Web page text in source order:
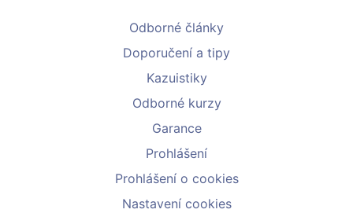
Odborné články
Doporučení a tipy
Kazuistiky
Odborné kurzy
Garance
Prohlášení
Prohlášení o cookies
Nastavení cookies